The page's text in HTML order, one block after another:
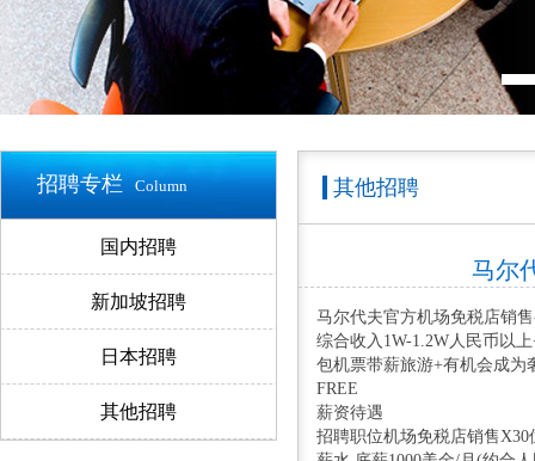
招聘专栏 Column
国内招聘
新加坡招聘
日本招聘
其他招聘
其他招聘
马尔
马尔代夫官方机场免税店销
综合收入1W-1.2W人民币以
包机票带薪旅游+有机会成为
FREE
薪资待遇
招聘职位机场免税店销售X30